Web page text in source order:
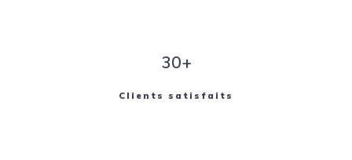
30+
Clients satisfaits